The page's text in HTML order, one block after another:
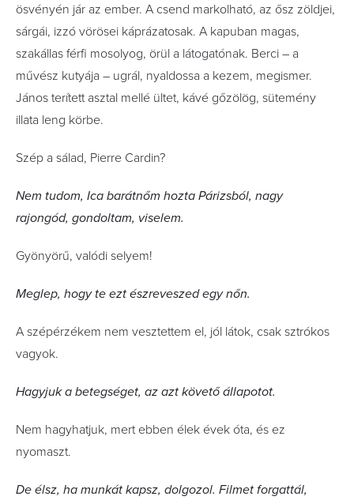
ösvényén jár az ember. A csend markolható, az ősz zöldjei,
sárgái, izzó vörösei káprázatosak. A kapuban magas,
szakállas férfi mosolyog, örül a látogatónak. Berci – a
művész kutyája – ugrál, nyaldossa a kezem, megismer.
János terített asztal mellé ültet, kávé gőzölög, sütemény
illata leng körbe.
Szép a sálad, Pierre Cardin?
Nem tudom, Ica barátnőm hozta Párizsból, nagy
rajongód, gondoltam, viselem.
Gyönyörű, valódi selyem!
Meglep, hogy te ezt észreveszed egy nőn.
A szépérzékem nem vesztettem el, jól látok, csak sztrókos
vagyok.
Hagyjuk a betegséget, az azt követő állapotot.
Nem hagyhatjuk, mert ebben élek évek óta, és ez
nyomaszt.
De élsz, ha munkát kapsz, dolgozol. Filmet forgattál,